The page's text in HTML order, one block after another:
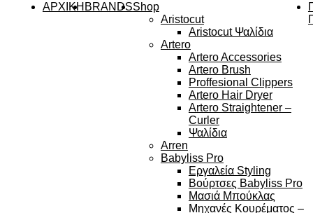
ΑΡΧΙΚΗ BRANDSShop
Aristocut
Aristocut Ψαλίδια
Artero
Artero Accessories
Artero Brush
Proffesional Clippers
Artero Hair Dryer
Artero Straightener –
Curler
Ψαλίδια
Arren
Babyliss Pro
Εργαλεία Styling
Βούρτσες Babyliss Pro
Μασιά Μπούκλας
Μηχανές Κουρέματος –